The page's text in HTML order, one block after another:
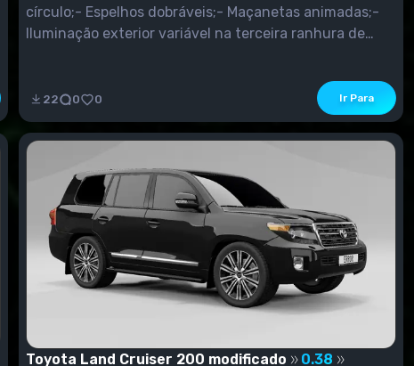
círculo;- Espelhos dobráveis;- Maçanetas animadas;-
Iluminação exterior variável na terceira ranhura de
22 0 0 Ir Para
Toyota Land Cruiser 200 modificado
0.38